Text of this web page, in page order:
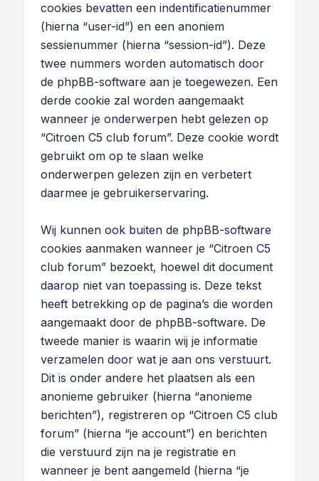
cookies bevatten een indentificatienummer
(hierna “user-id”) en een anoniem
sessienummer (hierna “session-id”). Deze
twee nummers worden automatisch door
de phpBB-software aan je toegewezen. Een
derde cookie zal worden aangemaakt
wanneer je onderwerpen hebt gelezen op
“Citroen C5 club forum”. Deze cookie wordt
gebruikt om op te slaan welke
onderwerpen gelezen zijn en verbetert
daarmee je gebruikerservaring.
Wij kunnen ook buiten de phpBB-software
cookies aanmaken wanneer je “Citroen C5
club forum” bezoekt, hoewel dit document
daarop niet van toepassing is. Deze tekst
heeft betrekking op de pagina’s die worden
aangemaakt door de phpBB-software. De
tweede manier is waarin wij je informatie
verzamelen door wat je aan ons verstuurt.
Dit is onder andere het plaatsen als een
anonieme gebruiker (hierna “anonieme
berichten”), registreren op “Citroen C5 club
forum” (hierna “je account”) en berichten
die verstuurd zijn na je registratie en
wanneer je bent aangemeld (hierna “je